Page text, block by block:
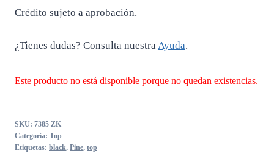
Crédito sujeto a aprobación.
¿Tienes dudas? Consulta nuestra Ayuda.
Este producto no está disponible porque no quedan existencias.
SKU: 7385 ZK
Categoría: Top
Etiquetas: black, Pine, top